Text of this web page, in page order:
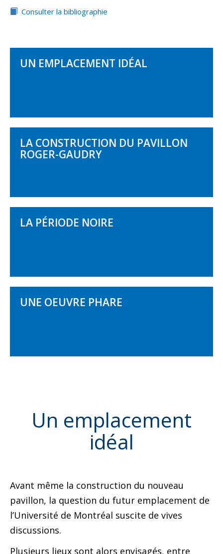
Consulter la bibliographie
UN EMPLACEMENT IDÉAL
LA CONSTRUCTION DU PAVILLON
ROGER-GAUDRY
LA PÉRIODE NOIRE
UNE OEUVRE PHARE
Un emplacement
idéal
Avant même la construction du nouveau
pavillon, la question du futur emplacement de
l’Université de Montréal suscite de vives
discussions.
Plusieurs lieux sont alors envisagés, entre